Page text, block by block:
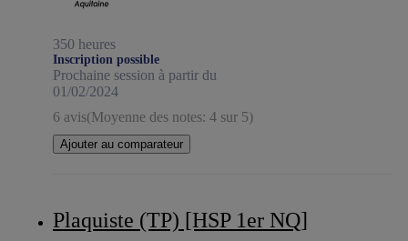
350 heures
Inscription possible
Prochaine session à partir du
01/02/2024
6 avis(Moyenne des notes: 4 sur 5)
Ajouter au comparateur
Plaquiste (TP) [HSP 1er NQ]